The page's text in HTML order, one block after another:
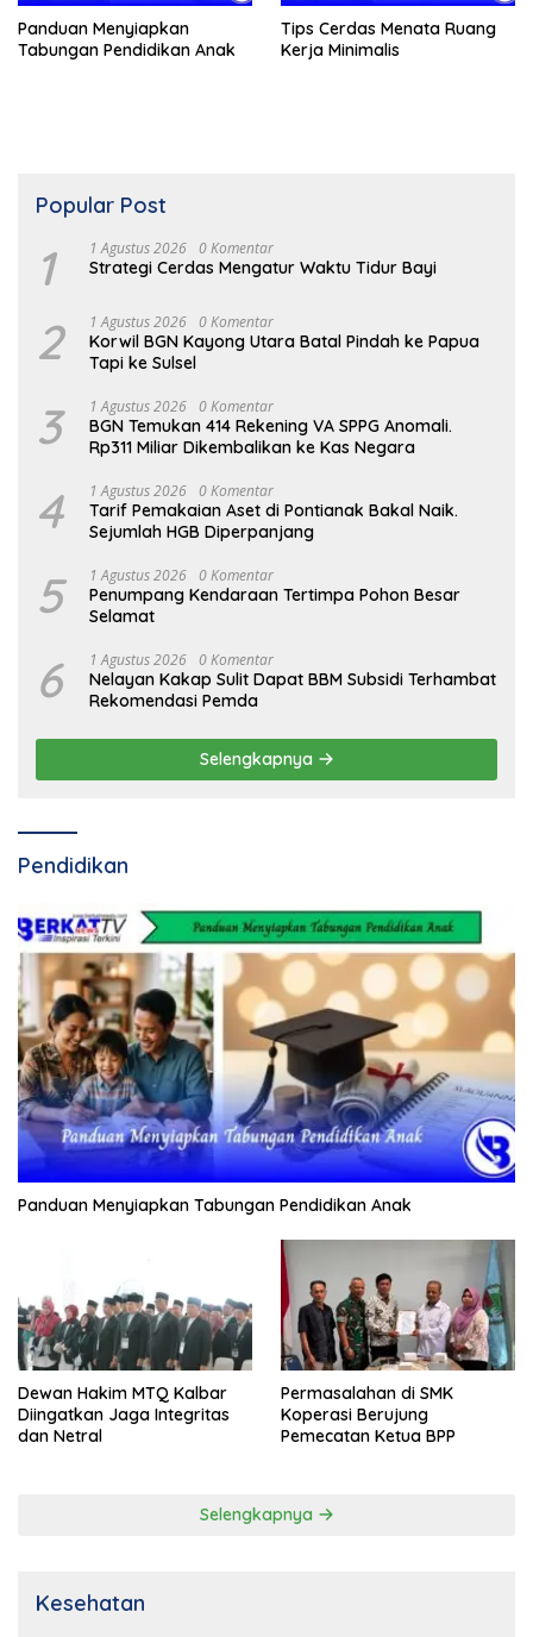
Panduan Menyiapkan
Tabungan Pendidikan Anak
Tips Cerdas Menata Ruang
Kerja Minimalis
Popular Post
1 1 Agustus 2026 0 Komentar
Strategi Cerdas Mengatur Waktu Tidur Bayi
2 1 Agustus 2026 0 Komentar
Korwil BGN Kayong Utara Batal Pindah ke Papua
Tapi ke Sulsel
3 1 Agustus 2026 0 Komentar
BGN Temukan 414 Rekening VA SPPG Anomali.
Rp311 Miliar Dikembalikan ke Kas Negara
4 1 Agustus 2026 0 Komentar
Tarif Pemakaian Aset di Pontianak Bakal Naik.
Sejumlah HGB Diperpanjang
5 1 Agustus 2026 0 Komentar
Penumpang Kendaraan Tertimpa Pohon Besar
Selamat
6 1 Agustus 2026 0 Komentar
Nelayan Kakap Sulit Dapat BBM Subsidi Terhambat
Rekomendasi Pemda
Selengkapnya
Pendidikan
Panduan Menyiapkan Tabungan Pendidikan Anak
Dewan Hakim MTQ Kalbar
Diingatkan Jaga Integritas
dan Netral
Permasalahan di SMK
Koperasi Berujung
Pemecatan Ketua BPP
Selengkapnya
Kesehatan